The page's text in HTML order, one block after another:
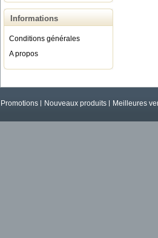
Informations
Conditions générales
A propos
Promotions Nouveaux produits Meilleures